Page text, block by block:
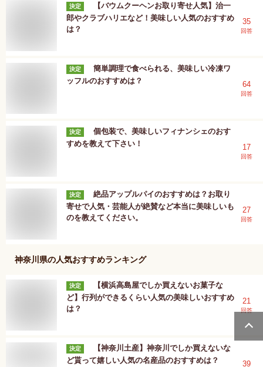
決定
【バウムクーヘンお取り寄せ人気】治一
郎やクラブハリエなど！美味しい人気のおすすめ
は？
35
回答
決定
簡単調理で食べられる、美味しい冷凍ワ
ッフルのおすすめは？
64
回答
決定
個包装で、美味しいフィナンシェのおす
すめを教えて下さい！
17
回答
決定
絶品アップルパイのおすすめは？お取り
寄せで人気・芸能人が絶賛など本当に美味しいも
のを教えてください。
27
回答
神奈川県の人気おすすめランキング
決定
【横浜高島屋でしか買えないお菓子な
ど】行列ができるくらい人気の美味しいおすすめ
は？
21
回答
決定
【神奈川土産】神奈川でしか買えないな
ど貰って嬉しい人気の名産品のおすすめは？
39